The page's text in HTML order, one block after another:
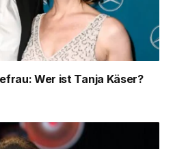
Wer ist Tanja Käser?